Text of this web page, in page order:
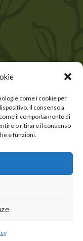
come i cookie per
Il consenso a
il comportamento di
o ritirare il consenso
e funzioni.
Designer